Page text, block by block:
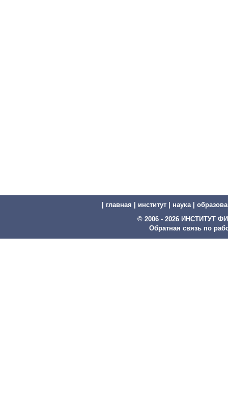
главная институт наука|
© 2006 - 2026 ИНСТИТУТ
Обратная связь по